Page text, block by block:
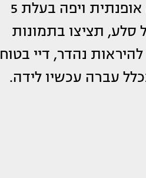
הרחיבו את שושלת המלוכה הקטנה שלהם וכעת הם משפחה אופנתית ויפה בעלת 5
סלע, תציצו בתמונות
נהדר, דיי בטוח
עברה עכשיו לידה.